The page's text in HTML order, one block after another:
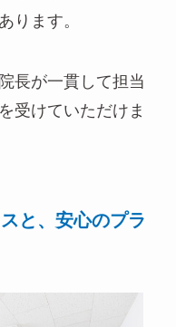
ります。
長が一貫して担当
受けていただけま
と、安心のプラ